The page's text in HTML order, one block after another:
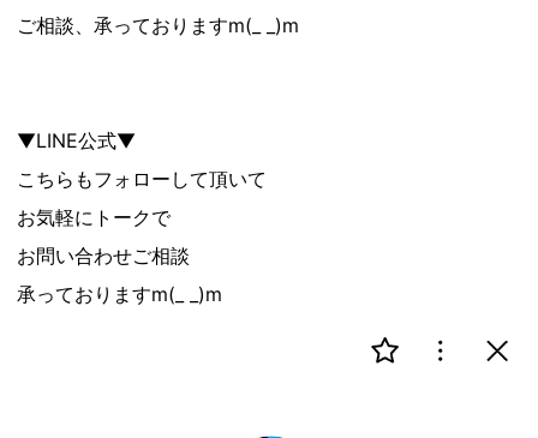
ご相談、承っておりますm(_ _)m
▼LINE公式▼
こちらもフォローして頂いて
お気軽にトークで
お問い合わせご相談
承っておりますm(_ _)m